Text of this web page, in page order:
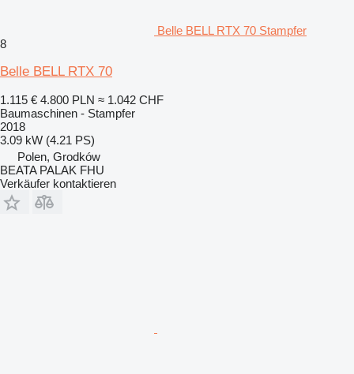
Belle BELL RTX 70 Stampfer
8
Belle BELL RTX 70
1.115 € 4.800 PLN ≈ 1.042 CHF
Baumaschinen - Stampfer
2018
3.09 kW (4.21 PS)
Polen, Grodków
BEATA PALAK FHU
Verkäufer kontaktieren